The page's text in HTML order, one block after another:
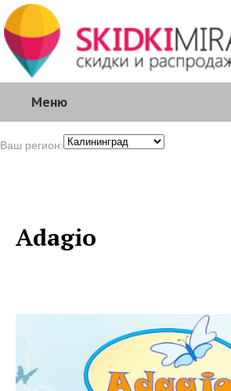
Меню
Ваш регион:
Adagio